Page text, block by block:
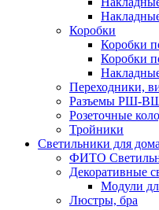
Коробки
Коробки
Коробки
Переходники,
Разъемы РШ-
Розеточные
Тройники
Светильники для
ФИТО
Декоративные
Модули
Люстры, бра